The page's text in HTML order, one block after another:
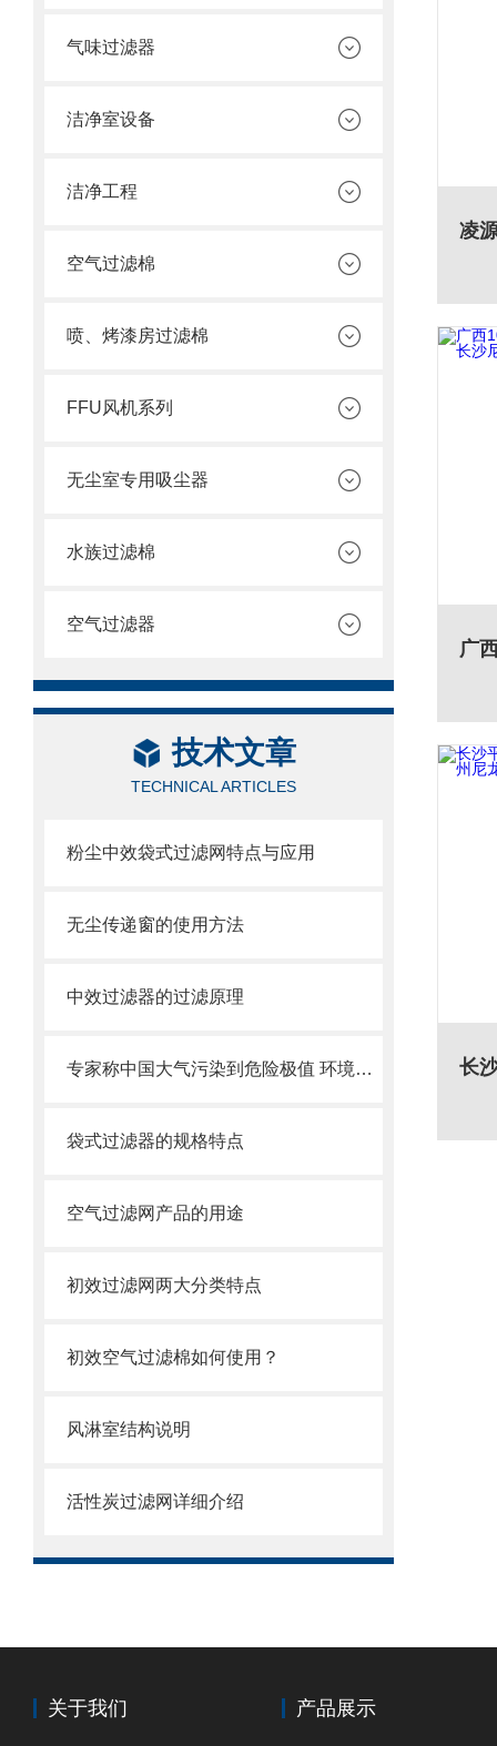
气味过滤器
洁净室设备
洁净工程
空气过滤棉
喷、烤漆房过滤棉
FFU风机系列
无尘室专用吸尘器
水族过滤棉
空气过滤器
技术文章
TECHNICAL ARTICLES
粉尘中效袋式过滤网特点与应用
无尘传递窗的使用方法
中效过滤器的过滤原理
专家称中国大气污染到危险极值 环境治理刻不容缓
袋式过滤器的规格特点
空气过滤网产品的用途
初效过滤网两大分类特点
初效空气过滤棉如何使用？
风淋室结构说明
活性炭过滤网详细介绍
关于我们 产品展示